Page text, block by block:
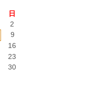
日
2
9
16
23
30